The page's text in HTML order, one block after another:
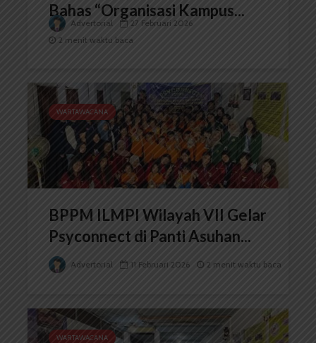
Bahas “Organisasi Kampus...
Advertorial
27 Februari 2026
2 menit waktu baca
WARTAWACANA
BPPM ILMPI Wilayah VII Gelar
Psyconnect di Panti Asuhan...
Advertorial 11 Februari 2026 2 menit waktu baca
WARTAWACANA